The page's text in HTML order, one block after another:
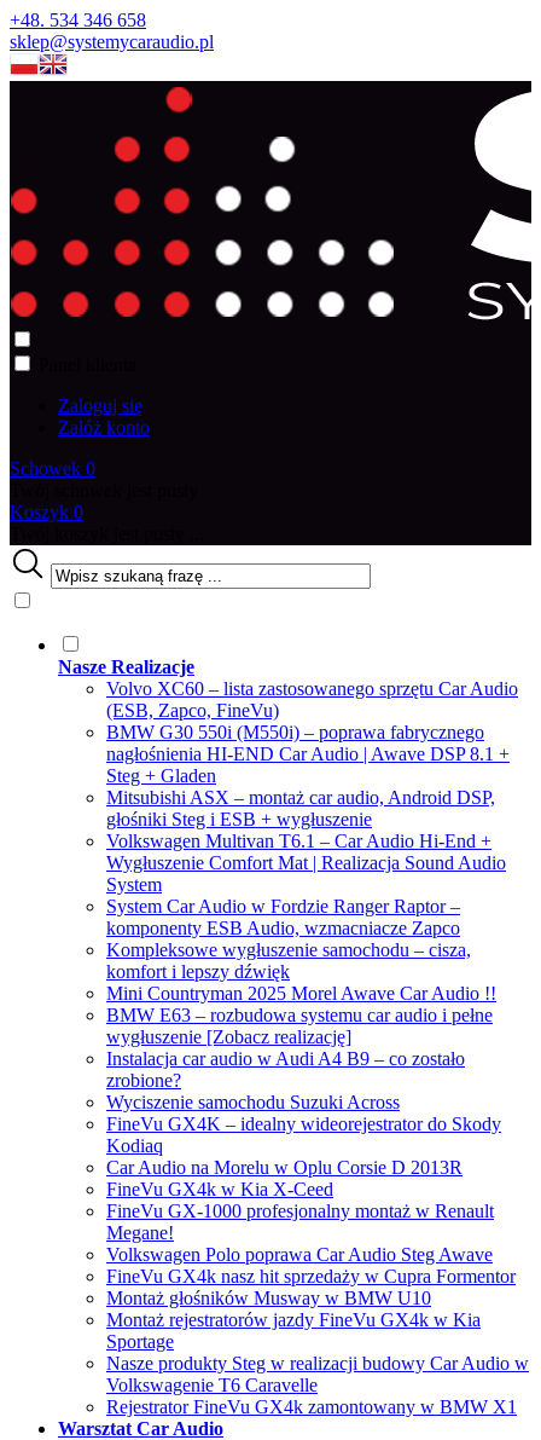
+48. 534 346 658
sklep@systemycaraudio.pl
Zaloguj się
Załóż konto
Schowek 0
Koszyk 0
Nasze Realizacje
Volvo XC60 – lista zastosowanego sprzętu Car Audio
(ESB, Zapco, FineVu)
BMW G30 550i (M550i) – poprawa fabrycznego
nagłośnienia HI-END Car Audio | Awave DSP 8.1 +
Steg + Gladen
Mitsubishi ASX – montaż car audio, Android DSP,
głośniki Steg i ESB + wygłuszenie
Volkswagen Multivan T6.1 – Car Audio Hi-End +
Wygłuszenie Comfort Mat | Realizacja Sound Audio
System
System Car Audio w Fordzie Ranger Raptor –
komponenty ESB Audio, wzmacniacze Zapco
Kompleksowe wygłuszenie samochodu – cisza,
komfort i lepszy dźwięk
Mini Countryman 2025 Morel Awave Car Audio !!
BMW E63 – rozbudowa systemu car audio i pełne
wygłuszenie [Zobacz realizację]
Instalacja car audio w Audi A4 B9 – co zostało
zrobione?
Wyciszenie samochodu Suzuki Across
FineVu GX4K – idealny wideorejestrator do Skody
Kodiaq
Car Audio na Morelu w Oplu Corsie D 2013R
FineVu GX4k w Kia X-Ceed
FineVu GX-1000 profesjonalny montaż w Renault
Megane!
Volkswagen Polo poprawa Car Audio Steg Awave
FineVu GX4k nasz hit sprzedaży w Cupra Formentor
Montaż głośników Musway w BMW U10
Montaż rejestratorów jazdy FineVu GX4k w Kia
Sportage
Nasze produkty Steg w realizacji budowy Car Audio w
Volkswagenie T6 Caravelle
Rejestrator FineVu GX4k zamontowany w BMW X1
Warsztat Car Audio